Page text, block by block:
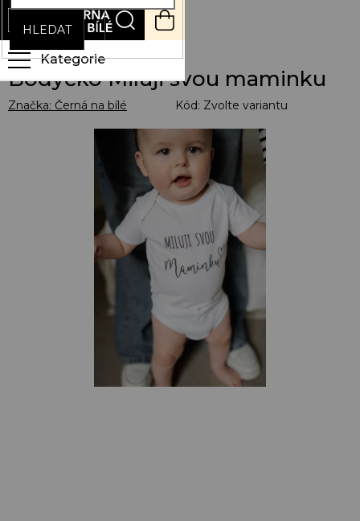
Přejít
obsah
HLEDAT
NÁKUPNÍ
KOŠÍK
Bodyčko Miluji svou maminku
Kód: Zvolte variantu
Značka: Černá na bílé